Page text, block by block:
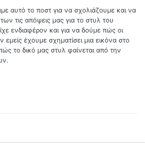
αυτό το ποστ για να σχολιάζουμε και να
τις απόψεις μας για το στυλ του
ενδιαφέρον και για να δούμε πώς οι
έχουμε σχηματίσει μια εικόνα στο
το δικό μας στυλ φαίνεται από την